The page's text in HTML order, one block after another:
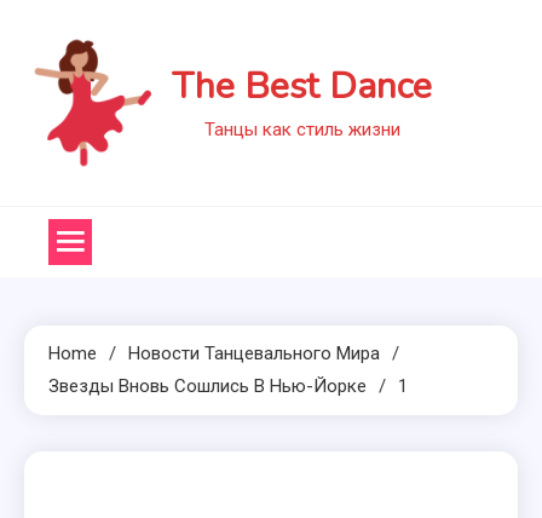
content
The Best Dance
Танцы как стиль жизни
Home
Новости Танцевального Мира
Звезды Вновь Сошлись В Нью-Йорке
1